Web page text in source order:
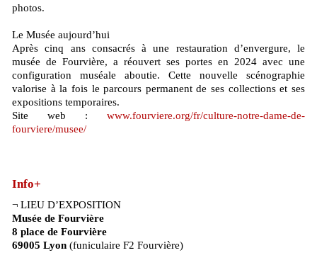
photos.
Le Musée aujourd’hui
Après cinq ans consacrés à une restauration d’envergure, le
musée de Fourvière, a réouvert ses portes en 2024 avec une
configuration muséale aboutie. Cette nouvelle scénographie
valorise à la fois le parcours permanent de ses collections et ses
expositions temporaires.
Site web : www.fourviere.org/fr/culture-notre-dame-de-
fourviere/musee/
Info+
¬ LIEU D’EXPOSITION
Musée de Fourvière
8 place de Fourvière
69005 Lyon (funiculaire F2 Fourvière)